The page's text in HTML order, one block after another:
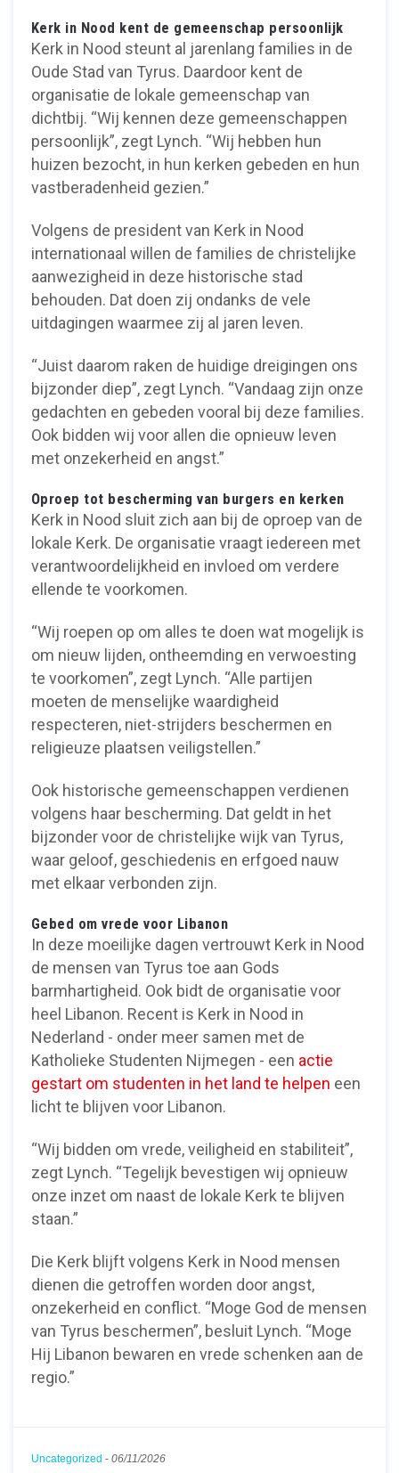
Kerk in Nood kent de gemeenschap persoonlijk
Kerk in Nood steunt al jarenlang families in de
Oude Stad van Tyrus. Daardoor kent de
organisatie de lokale gemeenschap van
dichtbij. “Wij kennen deze gemeenschappen
persoonlijk”, zegt Lynch. “Wij hebben hun
huizen bezocht, in hun kerken gebeden en hun
vastberadenheid gezien.”
Volgens de president van Kerk in Nood
internationaal willen de families de christelijke
aanwezigheid in deze historische stad
behouden. Dat doen zij ondanks de vele
uitdagingen waarmee zij al jaren leven.
“Juist daarom raken de huidige dreigingen ons
bijzonder diep”, zegt Lynch. “Vandaag zijn onze
gedachten en gebeden vooral bij deze families.
Ook bidden wij voor allen die opnieuw leven
met onzekerheid en angst.”
Oproep tot bescherming van burgers en kerken
Kerk in Nood sluit zich aan bij de oproep van de
lokale Kerk. De organisatie vraagt iedereen met
verantwoordelijkheid en invloed om verdere
ellende te voorkomen.
“Wij roepen op om alles te doen wat mogelijk is
om nieuw lijden, ontheemding en verwoesting
te voorkomen”, zegt Lynch. “Alle partijen
moeten de menselijke waardigheid
respecteren, niet-strijders beschermen en
religieuze plaatsen veiligstellen.”
Ook historische gemeenschappen verdienen
volgens haar bescherming. Dat geldt in het
bijzonder voor de christelijke wijk van Tyrus,
waar geloof, geschiedenis en erfgoed nauw
met elkaar verbonden zijn.
Gebed om vrede voor Libanon
In deze moeilijke dagen vertrouwt Kerk in Nood
de mensen van Tyrus toe aan Gods
barmhartigheid. Ook bidt de organisatie voor
heel Libanon. Recent is Kerk in Nood in
Nederland - onder meer samen met de
Katholieke Studenten Nijmegen - een actie
gestart om studenten in het land te helpen een
licht te blijven voor Libanon.
“Wij bidden om vrede, veiligheid en stabiliteit”,
zegt Lynch. “Tegelijk bevestigen wij opnieuw
onze inzet om naast de lokale Kerk te blijven
staan.”
Die Kerk blijft volgens Kerk in Nood mensen
dienen die getroffen worden door angst,
onzekerheid en conflict. “Moge God de mensen
van Tyrus beschermen”, besluit Lynch. “Moge
Hij Libanon bewaren en vrede schenken aan de
regio.”
Uncategorized - 06/11/2026